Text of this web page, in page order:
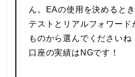
ん。EAの使用を決めると
テストとリアルフォワード
ものから選んでくださいね
口座の実績はNGです！